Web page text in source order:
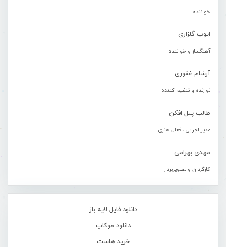
خواننده
ایوب گلزاری
آهنگساز و خواننده
آرشام غفوری
نوازنده و تنظیم کننده
طالب پیل افکن
مدیر اجرایی ، فعال هنری
مهدی بهرامی
کارگردان و تصویربردار
دانلود فایل لایه باز
دانلود موکاپ
خرید هاست